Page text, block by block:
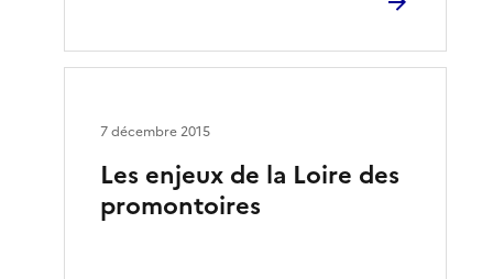
Les enjeux de la Loire des
promontoires
7 décembre 2015